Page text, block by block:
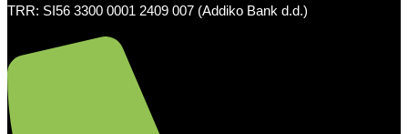
TRR: SI56 3300 0001 2409 007 (Addiko Bank d.d.)